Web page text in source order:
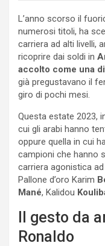
L’anno scorso il
numerosi titoli, ha
carriera ad alti livelli,
ricoprire dai soldi in
accolto come una
già pregustavano il
giro di pochi mesi.
Questa estate 2023,
cui gli arabi hanno
oppure quella in cui
campioni che hanno
carriera agonistica
Pallone d’oro Karim
Mané, Kalidou
Il gesto da
Ronaldo